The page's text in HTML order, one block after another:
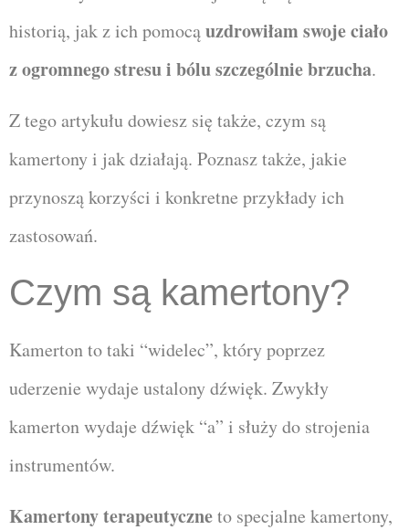
historią, jak z ich pomocąuzdrowiłam swoje ciało
z ogromnego stresu i bólu szczególnie brzucha.
Z tego artykułu dowiesz się także, czym są
kamertony i jak działają. Poznasz także, jakie
przynoszą korzyści i konkretne przykłady ich
zastosowań.
Czym są kamertony?
Kamerton to taki “widelec”, który poprzez
uderzenie wydaje ustalony dźwięk. Zwykły
kamerton wydaje dźwięk “a” i służy do strojenia
instrumentów.
Kamertony terapeutyczneto specjalne kamertony,